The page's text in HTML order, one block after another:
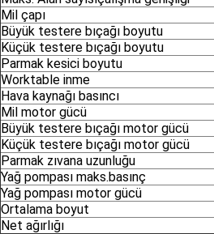
Mil çapı
Büyük testere bıçağı boyutu
Küçük testere bıçağı boyutu
Parmak kesici boyutu
Worktable inme
Hava kaynağı basıncı
Mil motor gücü
Büyük testere bıçağı motor gücü
Küçük testere bıçağı motor gücü
Parmak zıvana uzunluğu
Yağ pompası maks.basınç
Yağ pompası motor gücü
Ortalama boyut
Net ağırlığı